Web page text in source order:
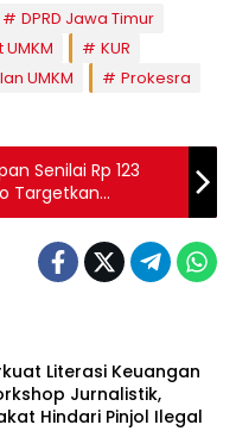
DPRD Jawa Timur
KUR
UMKM
Prokesra
Senilai Rp 123
Targetkan
Literasi Keuangan
Jurnalistik,
Hindari Pinjol Ilegal